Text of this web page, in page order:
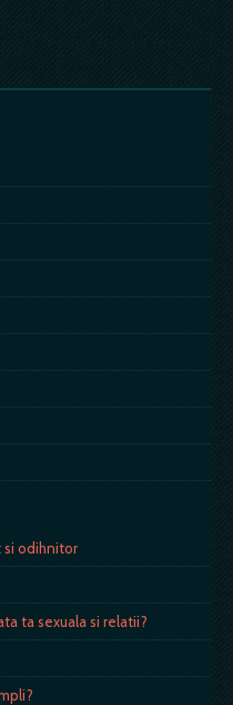
si odihnitor
ta sexuala si relatii?